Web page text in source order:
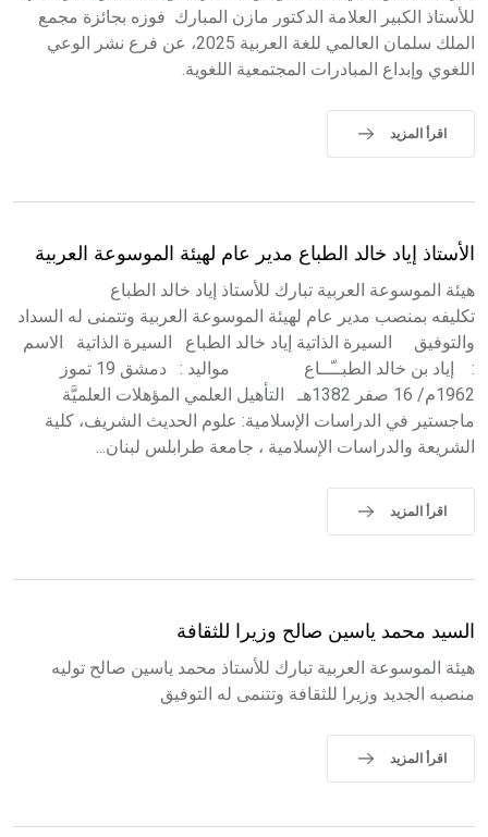
للأستاذ الكبير العلامة الدكتور مازن المبارك فوزه بجائزة مجمع
الملك سلمان العالمي للغة العربية 2025، عن فرع نشر الوعي
اللغوي وإبداع المبادرات المجتمعية اللغوية.
اقرأ المزيد
الأستاذ إياد خالد الطباع مدير عام لهيئة الموسوعة العربية
هيئة الموسوعة العربية تبارك للأستاذ إياد خالد الطباع
تكليفه بمنصب مدير عام لهيئة الموسوعة العربية وتتمنى له السداد
والتوفيق السيرة الذاتية إياد خالد الطباع السيرة الذاتية الاسم
: إياد بن خالد الطبــّــاع مواليد : دمشق 19 تموز
1962م/ 16 صفر 1382هـ التأهيل العلمي المؤهلات العلميَّة
ماجستير في الدراسات الإسلامية: علوم الحديث الشريف، كلية
الشريعة والدراسات الإسلامية ، جامعة طرابلس لبنان...
اقرأ المزيد
السيد محمد ياسين صالح وزيرا للثقافة
هيئة الموسوعة العربية تبارك للأستاذ محمد ياسين صالح توليه
منصبه الجديد وزيرا للثقافة وتتنمى له التوفيق
اقرأ المزيد